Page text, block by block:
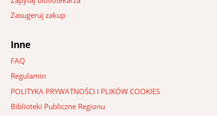
Zasugeruj zakup
Inne
FAQ
Regulamin
POLITYKA PRYWATNOŚCI I PLIKÓW COOKIES
Biblioteki Publiczne Regionu